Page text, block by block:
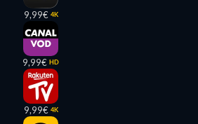
9,99€ 4K
9,99€ HD
9,99€ 4K